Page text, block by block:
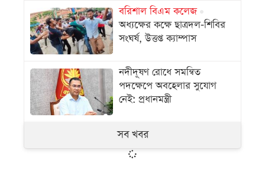
বরিশাল বিএম কলেজ
অধ্যক্ষের কক্ষে ছাত্রদল-শিবির
সংঘর্ষ, উত্তপ্ত ক্যাম্পাস
নদীদূষণ রোধে সমন্বিত
পদক্ষেপে অবহেলার সুযোগ
নেই: প্রধানমন্ত্রী
সব খবর